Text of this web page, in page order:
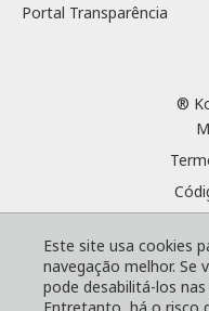
Portal Transparência
®
Este site usa cookies
navegação melhor. Se
pode desabilitá-los